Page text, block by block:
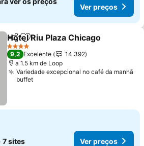
Ver preços
PartilharAdicionar aos favoritos
Hotel Riu Plaza Chicago
4 Estrelas
9,2 Excelente
14.392
a 1.5 km de Loop
Variedade excepcional no café da manhã
buffet
7 sites Ver preços